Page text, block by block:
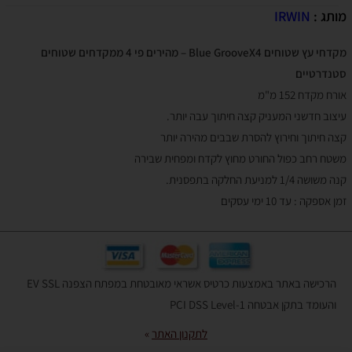
מותג : IRWIN
מקדחי עץ שטוחים Blue GrooveX4 – מהירים פי 4 ממקדחים שטוחים
סטנדרטיים
אורח מקדח 152 מ"מ
עיצוב חדשני המעניק קצה חיתוך עבה יותר.
קצה חיתוך וחירוץ להסרת שבבים מהירה יותר
משטח רחב כפול החורט מחוץ לקדח ומפחית שבירה
קנה משושה 1/4 למניעת החלקה בתפסנית.
זמן אספקה : עד 10 ימי עסקים
הרכישה באתר באמצעות כרטיס אשראי מאובטחת במפתח הצפנה EV SSL
והעומד בתקן אבטחה PCI DSS Level-1
לתקנון האתר»